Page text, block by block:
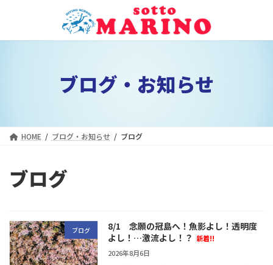
ブログ・お知らせ
HOME ブログ・お知らせ ブログ
ブログ
ブログ
8/1 念願の冠島へ！魚影よし！透明度
よし！…激流よし！？ 新着!!
2026年8月6日